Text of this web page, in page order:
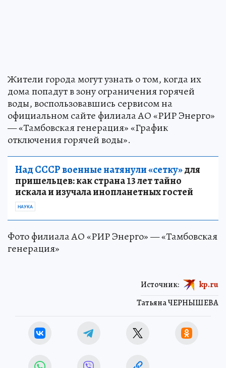
Жители города могут узнать о том, когда их
дома попадут в зону ограничения горячей
воды, воспользовавшись сервисом на
официальном сайте филиала АО «РИР Энерго»
— «Тамбовская генерация» «График
отключения горячей воды».
Над СССР военные натянули «сетку»для
пришельцев: как страна 13 лет тайно
искала и изучала инопланетных гостей
НАУКА
Фото филиала АО «РИР Энерго» — «Тамбовская
генерация»
Татьяна ЧЕРНЫШЕВА
Источник: kp.ru